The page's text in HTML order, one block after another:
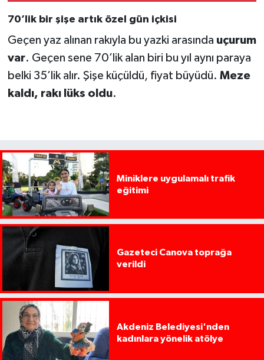
70’lik bir şişe artık özel gün içkisi
Geçen yaz alınan rakıyla bu yazki arasında uçurum
var. Geçen sene 70’lik alan biri bu yıl aynı paraya
belki 35’lik alır. Şişe küçüldü, fiyat büyüdü. Meze
kaldı, rakı lüks oldu.
Miniklere uygulamalı trafik
eğitimi
Gazeteci Canova toprağa
verildi
Akdeniz Belediyesi'nden
kadınlara yönelik atölye